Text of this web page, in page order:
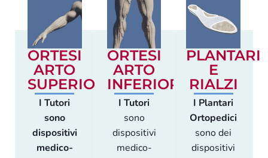
ORTESI
ARTO
SUPERIORE
I Tutori
sono
dispositivi
medico-
ORTESI
ARTO
INFERIORE
I Tutori
sono
dispositivi
medico-
PLANTARI
E
RIALZI
I Plantari
Ortopedici
sono dei
dispositivi